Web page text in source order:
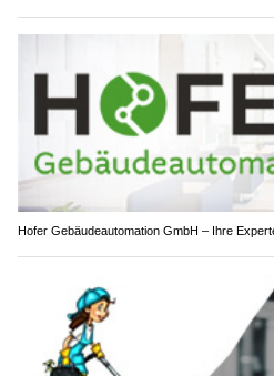
Hofer Gebäudeautomation GmbH – Ihre